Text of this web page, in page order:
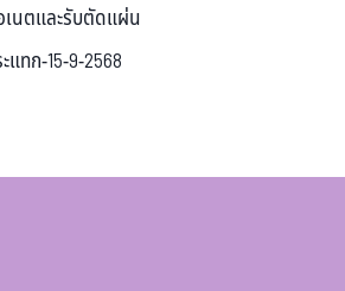
นตและรับตัดแผ่น
ทก-15-9-2568